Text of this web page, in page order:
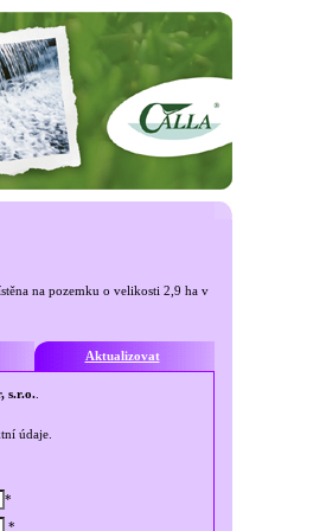
na pozemku o velikosti 2,9 ha v
Aktualizovat
s.r.o.
údaje.
*
*